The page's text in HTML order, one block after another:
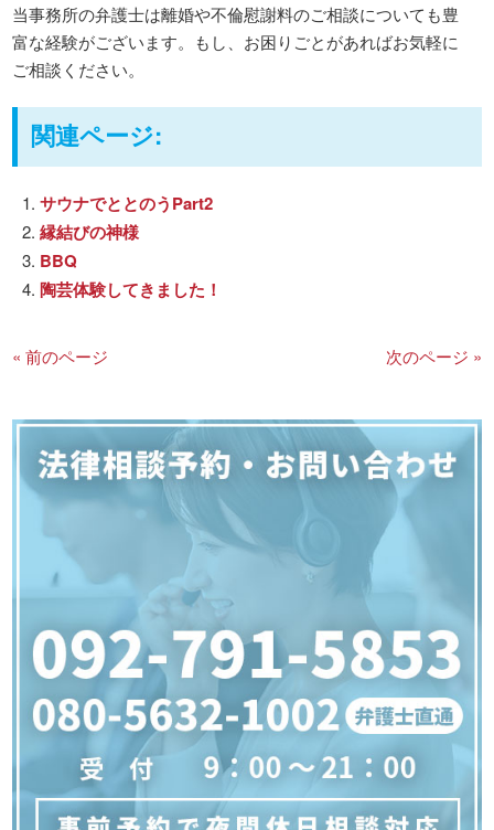
当事務所の弁護士は離婚や不倫慰謝料のご相談についても豊
富な経験がございます。もし、お困りごとがあればお気軽に
ご相談ください。
関連ページ:
サウナでととのうPart2
縁結びの神様
BBQ
陶芸体験してきました！
« 前のページ 次のページ »